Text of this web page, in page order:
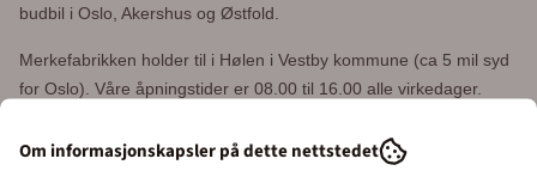
budbil i Oslo, Akershus og Østfold.
Merkefabrikken holder til i Hølen i Vestby kommune (ca 5 mil syd
for Oslo). Våre åpningstider er 08.00 til 16.00 alle virkedager.
Om informasjonskapsler på dette nettstedet